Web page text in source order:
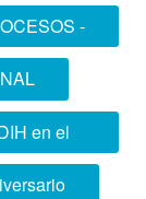
-
en el